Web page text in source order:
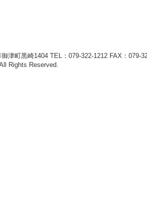
津町黒崎1404 TEL：079-322-1212 FAX：079-
Rights Reserved.